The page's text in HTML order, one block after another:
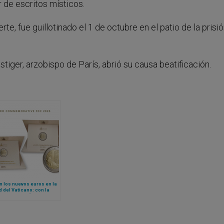
de escritos místicos.
fue guillotinado el 1 de octubre en el patio de la
arzobispo de París, abrió su causa beatificación.
los nuevos euros en la
del Vaticano: con la
de Miguel Ángel y la